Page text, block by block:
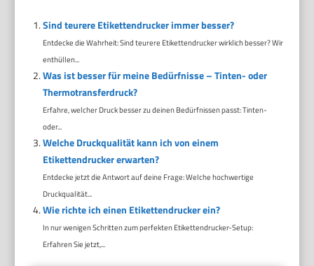
Sind teurere Etikettendrucker immer besser?
Entdecke die Wahrheit: Sind teurere Etikettendrucker wirklich besser? Wir
enthüllen...
Was ist besser für meine Bedürfnisse – Tinten- oder
Thermotransferdruck?
Erfahre, welcher Druck besser zu deinen Bedürfnissen passt: Tinten-
oder...
Welche Druckqualität kann ich von einem
Etikettendrucker erwarten?
Entdecke jetzt die Antwort auf deine Frage: Welche hochwertige
Druckqualität...
Wie richte ich einen Etikettendrucker ein?
In nur wenigen Schritten zum perfekten Etikettendrucker-Setup:
Erfahren Sie jetzt,...